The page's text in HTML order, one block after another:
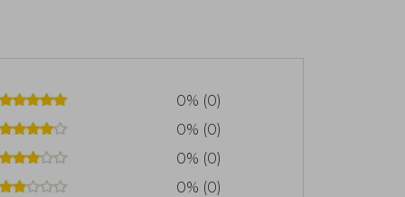
0% (0)
0% (0)
0% (0)
0% (0)